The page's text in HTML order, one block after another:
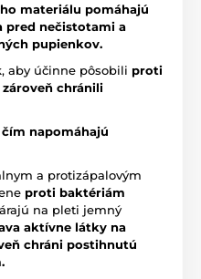
materiálu pomáhajú
pred nečistotami a
pupienkov.
aby účinne pôsobili proti
chránili
napomáhajú
a protizápalovým
proti baktériám
na pleti jemný
aktívne látky na
chráni postihnutú